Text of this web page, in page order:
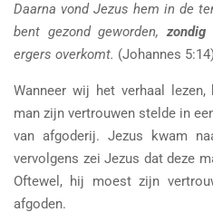
Daarna vond Jezus hem in de
bent gezond geworden,
ergers overkomt. (Johannes 5:14)
Wanneer wij het verhaal
man zijn vertrouwen stelde in
van afgoderij. Jezus kwam
vervolgens zei Jezus dat deze
Oftewel, hij moest zijn
afgoden.